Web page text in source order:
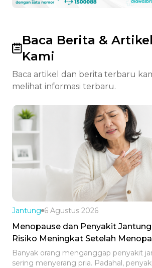
Baca Berita &
Kami
Baca artikel dan berita terbaru
melihat informasi terbaru.
Jantung 6 Agustus 2026
Menopause dan Penyakit
Risiko Meningkat Setelah
Banyak orang menganggap penyakit
sering menyerang pria. Padahal,